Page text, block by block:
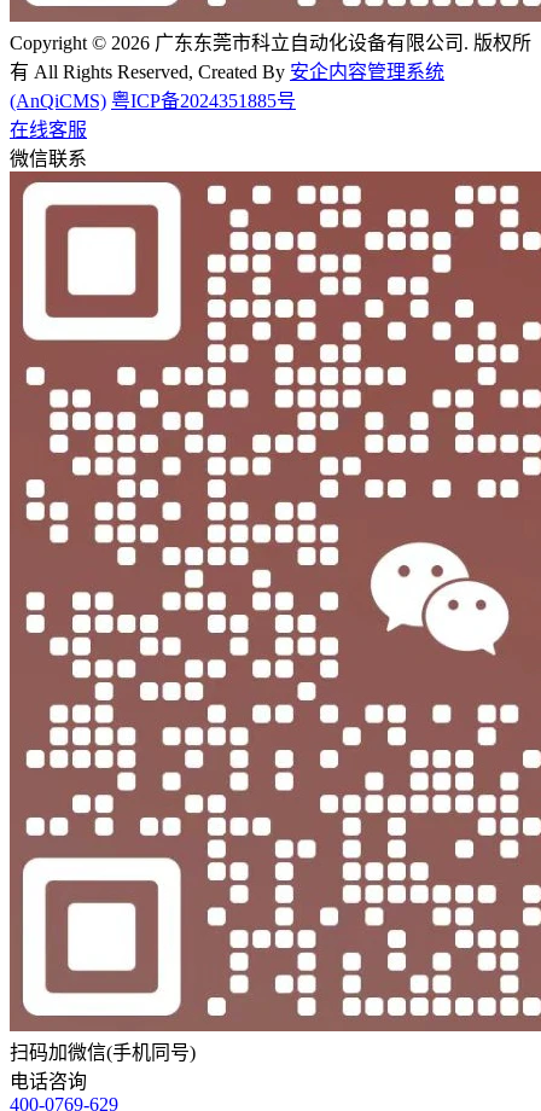
Copyright © 2026 广东东莞市科立自动化设备有限公司. 版权所
有 All Rights Reserved, Created By 安企内容管理系统
(AnQiCMS) 粤ICP备2024351885号
在线客服
微信联系
扫码加微信(手机同号)
电话咨询
400-0769-629